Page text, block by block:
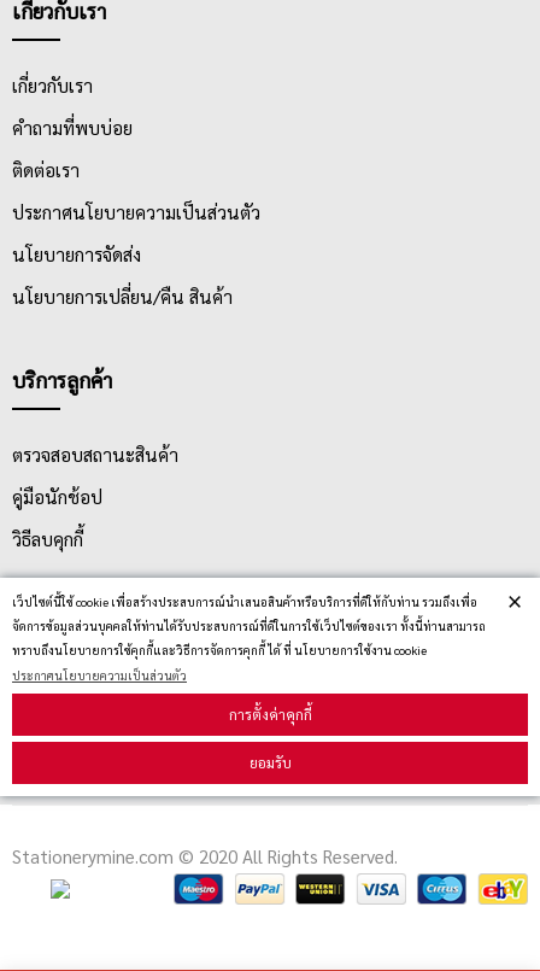
เว็ปไซต์นี้ใช้ cookie เพื่อสร้างประสบการณ์นำเสนอสินค้าหรือบริการที่ดีให้กับท่าน รวมถึงเพื่อ
จัดการข้อมูลส่วนบุคคลให้ท่านได้รับประสบการณ์ที่ดีในการใช้เว็ปไซต์ของเรา ทั้งนี้ท่านสามารถ
ทราบถึงนโยบายการใช้คุกกี้และวิธีการจัดการคุกกี้ ได้ ที่ นโยบายการใช้งาน cookie
ประกาศนโยบายความเป็นส่วนตัว
การตั้งค่าคุกกี้
ยอมรับ
×
เกี่ยวกับเรา
เกี่ยวกับเรา
คำถามที่พบบ่อย
ติดต่อเรา
ประกาศนโยบายความเป็นส่วนตัว
นโยบายการจัดส่ง
นโยบายการเปลี่ยน/คืน สินค้า
บริการลูกค้า
ตรวจสอบสถานะสินค้า
คู่มือนักช้อป
วิธีลบคุกกี้
สมัครรับข่าวสาร
รับข่าวสาร
Stationerymine.com © 2020 All Rights Reserved.